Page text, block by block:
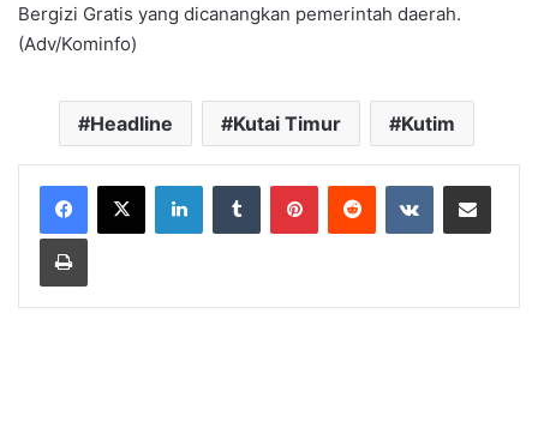
Bergizi Gratis yang dicanangkan pemerintah daerah.
(Adv/Kominfo)
Headline Kutai Timur Kutim
LinkedInTumblr PinterestReddit VKontakteShare via Email
Print